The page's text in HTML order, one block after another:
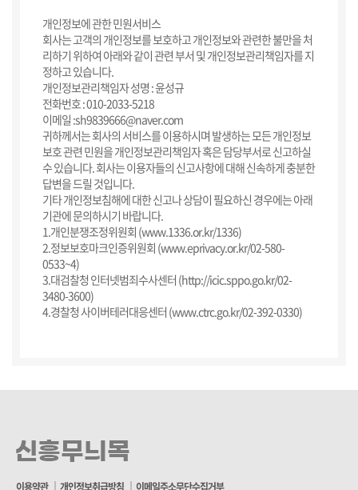
개인정보에 관한 민원서비스
회사는 고객의 개인정보를 보호하고 개인정보와 관련한 불만을 처
리하기 위하여 아래와 같이 관련 부서 및 개인정보관리책임자를 지
정하고 있습니다.
개인정보관리책임자 성명 : 윤성규
전화번호 : 010-2033-5218
이메일 :sh9839666@naver.com
귀하께서는 회사의 서비스를 이용하시며 발생하는 모든 개인정보
보호 관련 민원을 개인정보관리책임자 혹은 담당부서로 신고하실
수 있습니다. 회사는 이용자들의 신고사항에 대해 신속하게 충분한
답변을 드릴 것입니다.
기타 개인정보침해에 대한 신고나 상담이 필요하신 경우에는 아래
기관에 문의하시기 바랍니다.
1.개인분쟁조정위원회 (www.1336.or.kr/1336)
2.정보보호마크인증위원회 (www.eprivacy.or.kr/02-580-
0533~4)
3.대검찰청 인터넷범죄수사센터 (http://icic.sppo.go.kr/02-
3480-3600)
4.경찰청 사이버테러대응센터 (www.ctrc.go.kr/02-392-0330)
이용약관 개인정보취급방침 이메일주소무단수집거부